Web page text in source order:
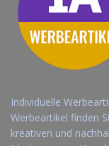
Individuelle
Werbeartikel finden
kreativen und